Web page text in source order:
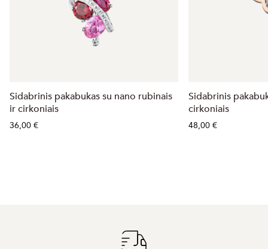
Sidabrinis pakabukas su nano rubinais
ir cirkoniais
36,00 €
Sidabrinis
cirkoniais
48,00 €